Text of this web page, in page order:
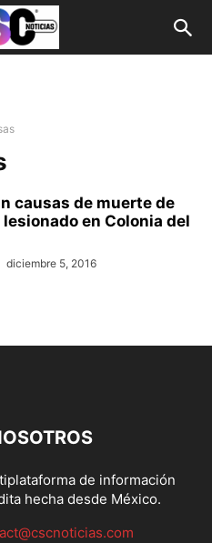
causas de muerte de
en Colonia del
diciembre 5, 2016
de información
hecha desde México.